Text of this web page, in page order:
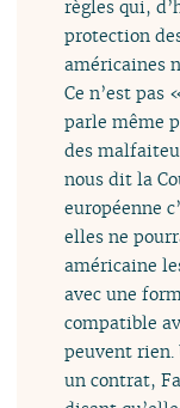
règles qui,
protection
américaines
Ce n’est pas
parle même
des
nous dit la
européenne
elles ne
américaine
avec une
compatible
peuvent rien.
un contrat,